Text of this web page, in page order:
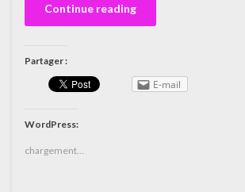
Continue reading
Partager :
E-mail
WordPress:
chargement…